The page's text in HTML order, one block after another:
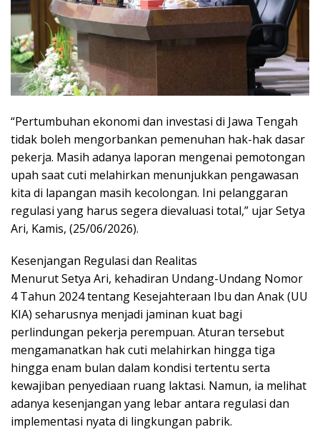
“Pertumbuhan ekonomi dan investasi di Jawa Tengah
tidak boleh mengorbankan pemenuhan hak-hak dasar
pekerja. Masih adanya laporan mengenai pemotongan
upah saat cuti melahirkan menunjukkan pengawasan
kita di lapangan masih kecolongan. Ini pelanggaran
regulasi yang harus segera dievaluasi total,” ujar Setya
Ari, Kamis, (25/06/2026).
Kesenjangan Regulasi dan Realitas
Menurut Setya Ari, kehadiran Undang-Undang Nomor
4 Tahun 2024 tentang Kesejahteraan Ibu dan Anak (UU
KIA) seharusnya menjadi jaminan kuat bagi
perlindungan pekerja perempuan. Aturan tersebut
mengamanatkan hak cuti melahirkan hingga tiga
hingga enam bulan dalam kondisi tertentu serta
kewajiban penyediaan ruang laktasi. Namun, ia melihat
adanya kesenjangan yang lebar antara regulasi dan
implementasi nyata di lingkungan pabrik.